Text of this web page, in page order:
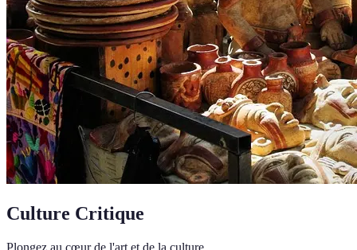
Culture Critique
Plongez au cœur de l'art et de la culture